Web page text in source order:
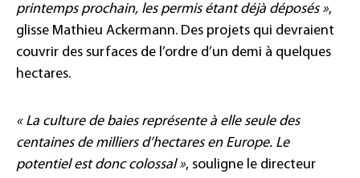
printemps prochain, les permis étant déjà déposés »,
glisse Mathieu Ackermann. Des projets qui devraient
couvrir des surfaces de l’ordre d’un demi à quelques
hectares.
« La culture de baies représente à elle seule des
centaines de milliers d’hectares en Europe. Le
potentiel est donc colossal », souligne le directeur